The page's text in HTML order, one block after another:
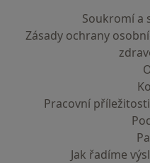
Soukromí a
Zásady ochrany
Pracovní příležitosti
Jak řadíme